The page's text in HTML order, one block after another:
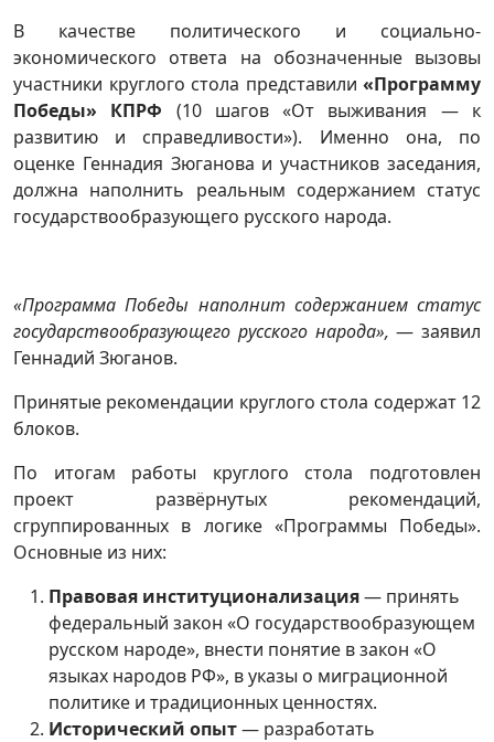
В качестве политического и социально-
экономического ответа на обозначенные вызовы
участники круглого стола представили «Программу
Победы» КПРФ (10 шагов «От выживания — к
развитию и справедливости»). Именно она, по
оценке Геннадия Зюганова и участников заседания,
должна наполнить реальным содержанием статус
государствообразующего русского народа.
«Программа Победы наполнит содержанием статус
государствообразующего русского народа», — заявил
Геннадий Зюганов.
Принятые рекомендации круглого стола содержат 12
блоков.
По итогам работы круглого стола подготовлен
проект развёрнутых рекомендаций,
сгруппированных в логике «Программы Победы».
Основные из них:
Правовая институционализация— принять
федеральный закон «О государствообразующем
русском народе», внести понятие в закон «О
языках народов РФ», в указы о миграционной
политике и традиционных ценностях.
Исторический опыт— разработать